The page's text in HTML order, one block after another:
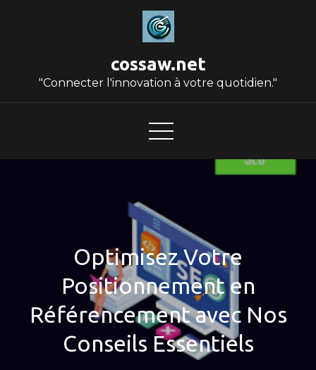
cossaw.net
"Connecter l'innovation à votre quotidien."
Optimisez Votre
Positionnement en
Référencement avec Nos
Conseils Essentiels